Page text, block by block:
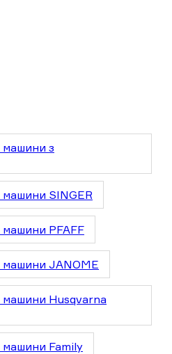
машини з
SINGER
PFAFF
машини JANOME
Husqvarna
машини Family